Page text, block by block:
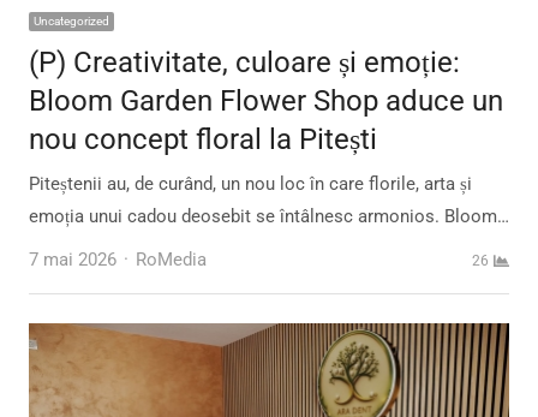
Uncategorized
(P) Creativitate, culoare și emoție:
Bloom Garden Flower Shop aduce un
nou concept floral la Pitești
Piteștenii au, de curând, un nou loc în care florile, arta și
emoția unui cadou deosebit se întâlnesc armonios. Bloom…
7 mai 2026
Author
RoMedia 26